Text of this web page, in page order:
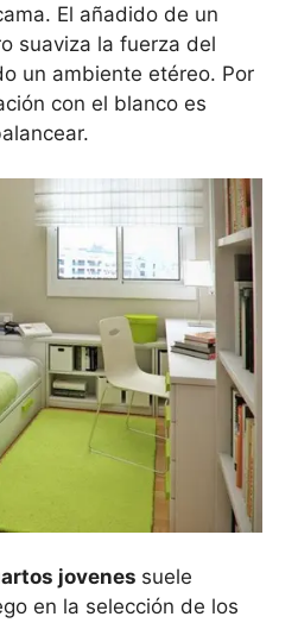
El añadido de un
suaviza la fuerza del
un ambiente etéreo. Por
con el blanco es
jovenes suele
en la selección de los